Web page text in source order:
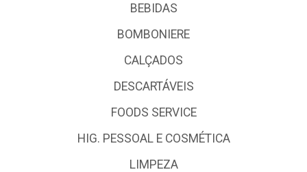
BEBIDAS
BOMBONIERE
CALÇADOS
DESCARTÁVEIS
FOODS SERVICE
HIG. PESSOAL E COSMÉTICA
LIMPEZA